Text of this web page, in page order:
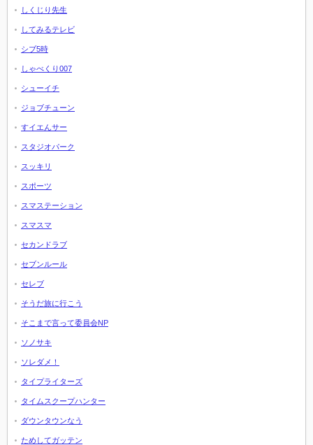
しくじり先生
してみるテレビ
シブ5時
しゃべくり007
シューイチ
ジョブチューン
すイエんサー
スタジオパーク
スッキリ
スポーツ
スマステーション
スマスマ
セカンドラブ
セブンルール
セレブ
そうだ旅に行こう
そこまで言って委員会NP
ソノサキ
ソレダメ！
タイプライターズ
タイムスクープハンター
ダウンタウンなう
ためしてガッテン